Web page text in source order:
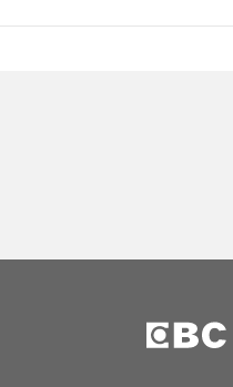
說重話：考慮
川普簽署行政
權並禁生育旅遊